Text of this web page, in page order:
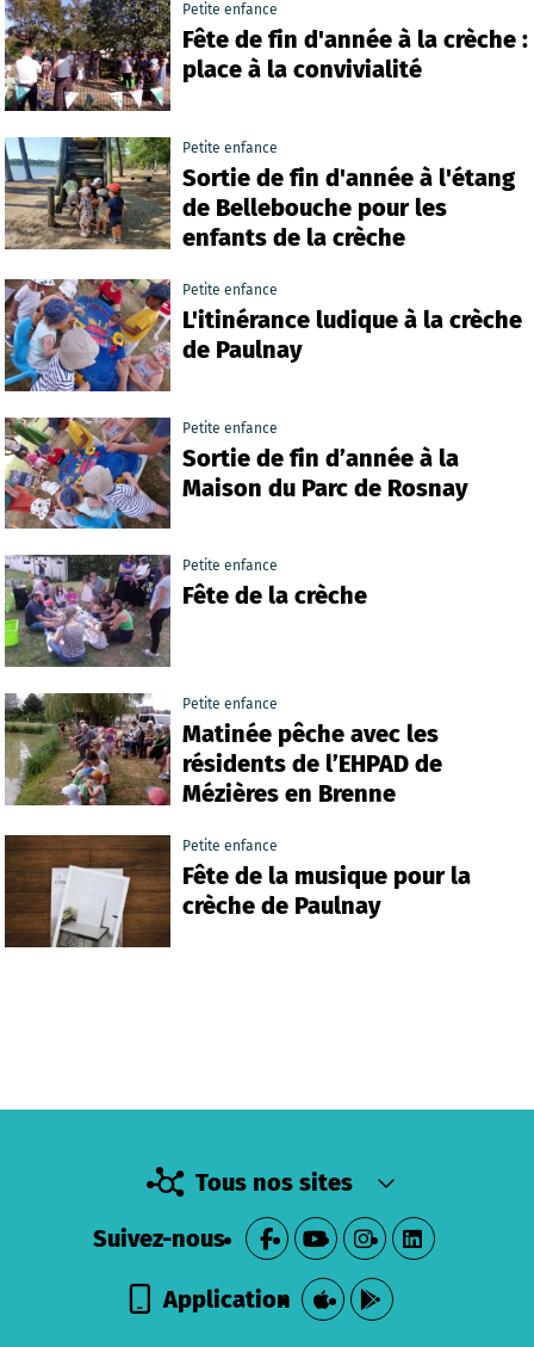
Petite enfance
Fête de fin d'année à la crèche :
place à la convivialité
Petite enfance
Sortie de fin d'année à l'étang
de Bellebouche pour les
enfants de la crèche
Petite enfance
L'itinérance ludique à la crèche
de Paulnay
Petite enfance
Sortie de fin d’année à la
Maison du Parc de Rosnay
Petite enfance
Fête de la crèche
Petite enfance
Matinée pêche avec les
résidents de l’EHPAD de
Mézières en Brenne
Petite enfance
Fête de la musique pour la
crèche de Paulnay
Tous nos sites
Suivez-nous
Application